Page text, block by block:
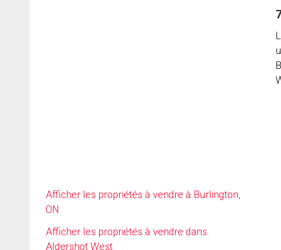
Afficher les propriétés à vendre à Burlington,
ON
Afficher les propriétés à vendre dans
Aldershot West